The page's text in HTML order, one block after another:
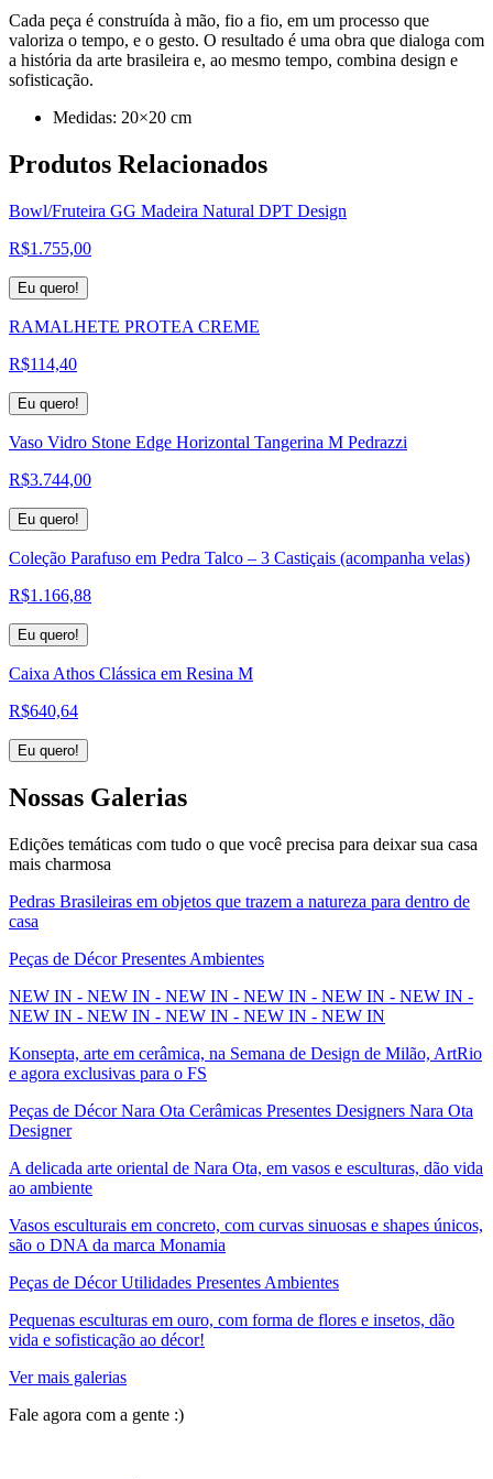
Cada peça é construída à mão, fio a fio, em um processo que
valoriza o tempo, e o gesto. O resultado é uma obra que dialoga com
a história da arte brasileira e, ao mesmo tempo, combina design e
sofisticação.
Medidas: 20×20 cm
Produtos Relacionados
Bowl/Fruteira GG Madeira Natural DPT Design
R$1.755,00
Eu quero!
RAMALHETE PROTEA CREME
R$114,40
Eu quero!
Vaso Vidro Stone Edge Horizontal Tangerina M Pedrazzi
R$3.744,00
Eu quero!
Coleção Parafuso em Pedra Talco – 3 Castiçais (acompanha velas)
R$1.166,88
Eu quero!
Caixa Athos Clássica em Resina M
R$640,64
Eu quero!
Nossas Galerias
Edições temáticas com tudo o que você precisa para deixar sua casa
mais charmosa
Pedras Brasileiras em objetos que trazem a natureza para dentro de
casa
Peças de Décor Presentes Ambientes
NEW IN - NEW IN - NEW IN - NEW IN - NEW IN - NEW IN -
NEW IN - NEW IN - NEW IN - NEW IN - NEW IN
Konsepta, arte em cerâmica, na Semana de Design de Milão, ArtRio
e agora exclusivas para o FS
Peças de Décor Nara Ota Cerâmicas Presentes Designers Nara Ota
Designer
A delicada arte oriental de Nara Ota, em vasos e esculturas, dão vida
ao ambiente
Vasos esculturais em concreto, com curvas sinuosas e shapes únicos,
são o DNA da marca Monamia
Peças de Décor Utilidades Presentes Ambientes
Pequenas esculturas em ouro, com forma de flores e insetos, dão
vida e sofisticação ao décor!
Ver mais galerias
Fale agora com a gente :)